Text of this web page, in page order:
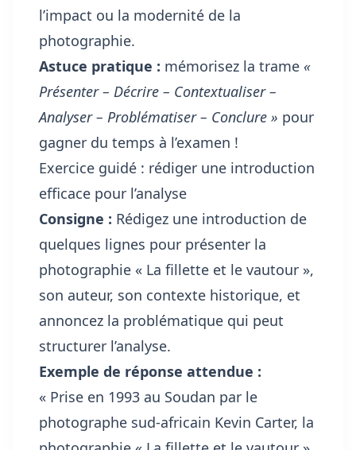
l’impact ou la modernité de la
photographie.
Astuce pratique : mémorisez la trame «
Présenter – Décrire – Contextualiser –
Analyser – Problématiser – Conclure » pour
gagner du temps à l’examen !
Exercice guidé : rédiger une introduction
efficace pour l’analyse
Consigne : Rédigez une introduction de
quelques lignes pour présenter la
photographie « La fillette et le vautour »,
son auteur, son contexte historique, et
annoncez la problématique qui peut
structurer l’analyse.
Exemple de réponse attendue :
« Prise en 1993 au Soudan par le
photographe sud-africain Kevin Carter, la